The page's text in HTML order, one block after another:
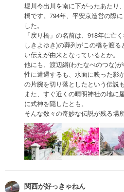
堀川今出川を南に下がったあたり
橋です。794年、平安京造営の際
した。
「戻り橋」の名前は、918年に亡
しきよゆき)の葬列がこの橋を渡
い伝えが由来となっているとか。
他にも、渡辺綱(わたなべのつな)
性に遭遇するも、水面に映った影
の片腕を切り落としたという伝説
また、すぐ近くの晴明神社の地に
に式神を隠したとも。
そんな数々の奇妙な伝説が残る場
関西が好っきゃねん